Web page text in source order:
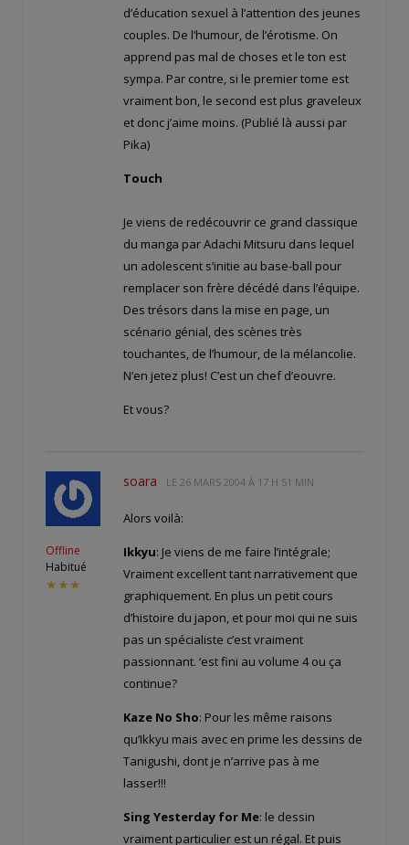
d’éducation sexuel à l’attention des jeunes
couples. De l’humour, de l’érotisme. On
apprend pas mal de choses et le ton est
sympa. Par contre, si le premier tome est
vraiment bon, le second est plus graveleux
et donc j’aime moins. (Publié là aussi par
Pika)
Touch
Je viens de redécouvrir ce grand classique
du manga par Adachi Mitsuru dans lequel
un adolescent s’initie au base-ball pour
remplacer son frère décédé dans l’équipe.
Des trésors dans la mise en page, un
scénario génial, des scènes très
touchantes, de l’humour, de la mélancolie.
N’en jetez plus! C’est un chef d’eouvre.
Et vous?
Offline
Habitué
★★★
soara LE 26 MARS 2004 À 17 H 51 MIN
Alors voilà:
Ikkyu: Je viens de me faire l’intégrale;
Vraiment excellent tant narrativement que
graphiquement. En plus un petit cours
d’histoire du japon, et pour moi qui ne suis
pas un spécialiste c’est vraiment
passionnant. ‘est fini au volume 4 ou ça
continue?
Kaze No Sho: Pour les même raisons
qu’Ikkyu mais avec en prime les dessins de
Tanigushi, dont je n’arrive pas à me
lasser!!!
Sing Yesterday for Me: le dessin
vraiment particulier est un régal. Et puis